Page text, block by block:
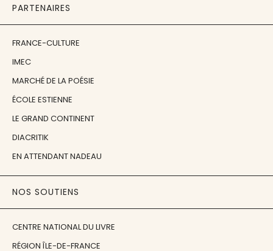
PARTENAIRES
FRANCE-CULTURE
IMEC
MARCHÉ DE LA POÉSIE
ÉCOLE ESTIENNE
LE GRAND CONTINENT
DIACRITIK
EN ATTENDANT NADEAU
NOS SOUTIENS
CENTRE NATIONAL DU LIVRE
RÉGION ÎLE-DE-FRANCE